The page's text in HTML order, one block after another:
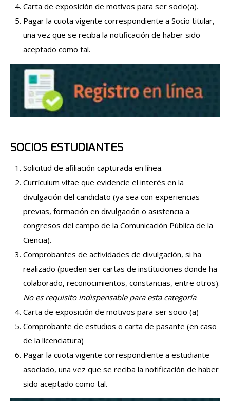
Carta de exposición de motivos para ser socio(a).
Pagar la cuota vigente correspondiente a Socio titular,
una vez que se reciba la notificación de haber sido
aceptado como tal.
SOCIOS ESTUDIANTES
Solicitud de afiliación capturada en línea.
Currículum vitae que evidencie el interés en la
divulgación del candidato (ya sea con experiencias
previas, formación en divulgación o asistencia a
congresos del campo de la Comunicación Pública de la
Ciencia).
Comprobantes de actividades de divulgación, si ha
realizado (pueden ser cartas de instituciones donde ha
colaborado, reconocimientos, constancias, entre otros).
No es requisito indispensable para esta categoría.
Carta de exposición de motivos para ser socio (a)
Comprobante de estudios o carta de pasante (en caso
de la licenciatura)
Pagar la cuota vigente correspondiente a estudiante
asociado, una vez que se reciba la notificación de haber
sido aceptado como tal.